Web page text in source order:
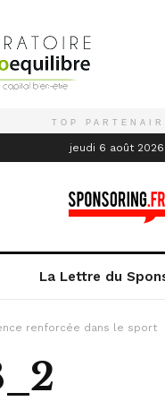
TOP
jeudi 6 août 2026
La Lettre du
renforcée dans le sport